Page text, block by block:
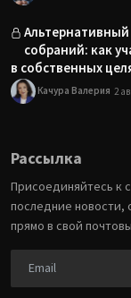
собраний: как
в собственных
Качура Валерия 2
Рассылка
Присоединяйтесь к
последние новости,
прямо в свой